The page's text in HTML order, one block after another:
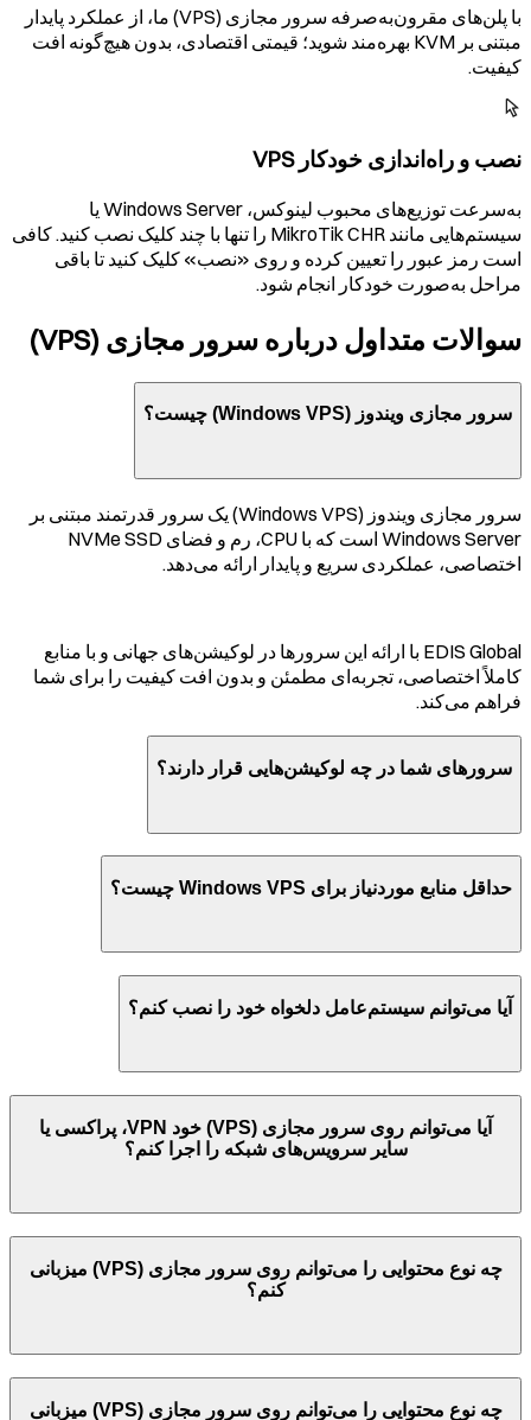
با پلن‌های مقرون‌به‌صرفه سرور مجازی (VPS) ما، از عملکرد پایدار
مبتنی بر KVM بهره‌مند شوید؛ قیمتی اقتصادی، بدون هیچ‌گونه افت
کیفیت.
نصب و راه‌اندازی خودکار VPS
به‌سرعت توزیع‌های محبوب لینوکس، Windows Server یا
سیستم‌هایی مانند MikroTik CHR را تنها با چند کلیک نصب کنید. کافی
است رمز عبور را تعیین کرده و روی «نصب» کلیک کنید تا باقی
مراحل به‌صورت خودکار انجام شود.
سوالات متداول درباره سرور مجازی (VPS)
سرور مجازی ویندوز (Windows VPS) چیست؟
سرور مجازی ویندوز (Windows VPS) یک سرور قدرتمند مبتنی بر
Windows Server است که با CPU، رم و فضای NVMe SSD
اختصاصی، عملکردی سریع و پایدار ارائه می‌دهد.
EDIS Global با ارائه این سرورها در لوکیشن‌های جهانی و با منابع
کاملاً اختصاصی، تجربه‌ای مطمئن و بدون افت کیفیت را برای شما
فراهم می‌کند.
سرورهای شما در چه لوکیشن‌هایی قرار دارند؟
حداقل منابع موردنیاز برای Windows VPS چیست؟
آیا می‌توانم سیستم‌عامل دلخواه خود را نصب کنم؟
آیا می‌توانم روی سرور مجازی (VPS) خود VPN، پراکسی یا
سایر سرویس‌های شبکه را اجرا کنم؟
چه نوع محتوایی را می‌توانم روی سرور مجازی (VPS) میزبانی
کنم؟
چه نوع محتوایی را می‌توانم روی سرور مجازی (VPS) میزبانی